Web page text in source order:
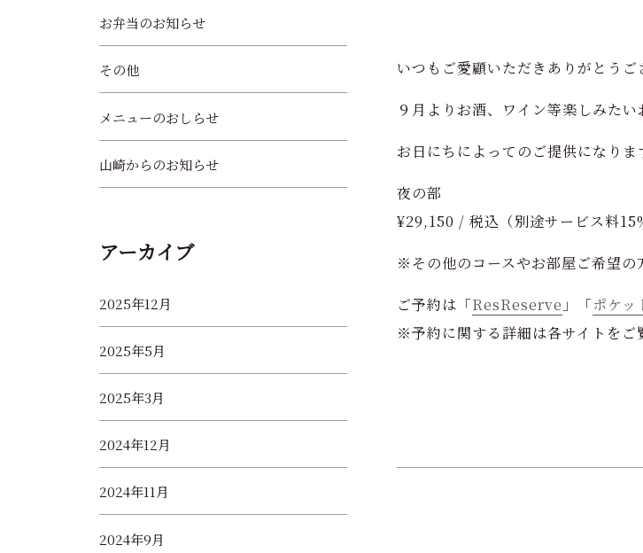
いつもご愛顧いただきありがとうご
９月よりお酒、ワイン等楽しみた
お日にちによってのご提供になりま
夜の部
¥29,150 / 税込（別途サービス料
※その他のコースやお部屋ご希望の
ご予約は「ResReserve 」「ポケッ
※予約に関する詳細は各サイトをご
お弁当のお知らせ
その他
メニューのおしらせ
山崎からのお知らせ
アーカイブ
2025年12月
2025年5月
2025年3月
2024年12月
2024年11月
2024年9月